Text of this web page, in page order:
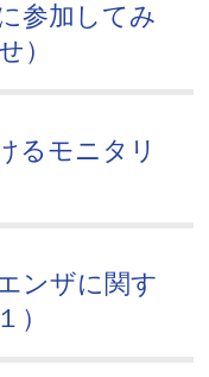
参加してみ
）
るモニタリ
ンザに関す
）